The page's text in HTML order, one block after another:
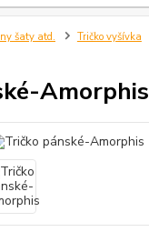
šaty atd. Tričko vyšívka
Amorphis